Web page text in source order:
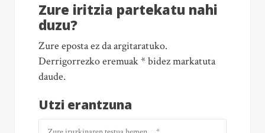
Zure iritzia partekatu nahi
duzu?
Zure eposta ez da argitaratuko.
Derrigorrezko eremuak * bidez markatuta
daude.
Utzi erantzuna